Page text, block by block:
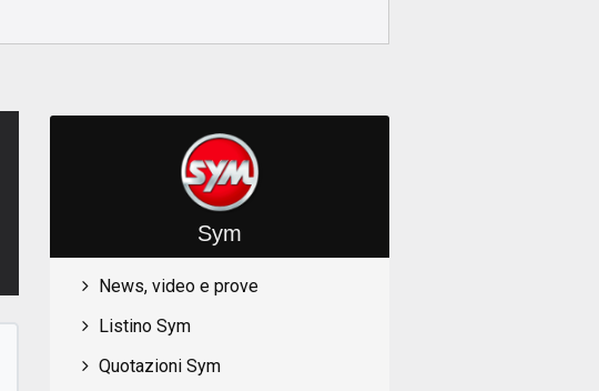
Sym
News, video e prove
Listino Sym
Quotazioni Sym